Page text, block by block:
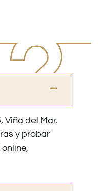
Viña del Mar.
y probar